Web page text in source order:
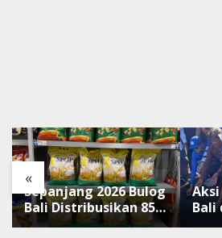
«
Sepanjang 2026 Bulog
Bali Distribusikan 850
Ton Beras Premium
Bali